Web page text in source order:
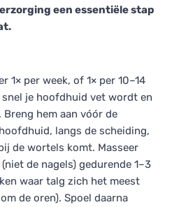
een essentiële stap
1× per week, of 1× per 10–14
je hoofdhuid vet wordt en
hem aan vóór de
langs de scheiding,
de wortels komt. Masseer
de nagels) gedurende 1–3
waar talg zich het meest
de oren). Spoel daarna